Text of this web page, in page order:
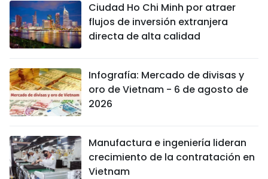
Ciudad Ho Chi Minh por atraer
flujos de inversión extranjera
directa de alta calidad
Infografía: Mercado de divisas y
oro de Vietnam - 6 de agosto de
2026
Manufactura e ingeniería lideran
crecimiento de la contratación en
Vietnam